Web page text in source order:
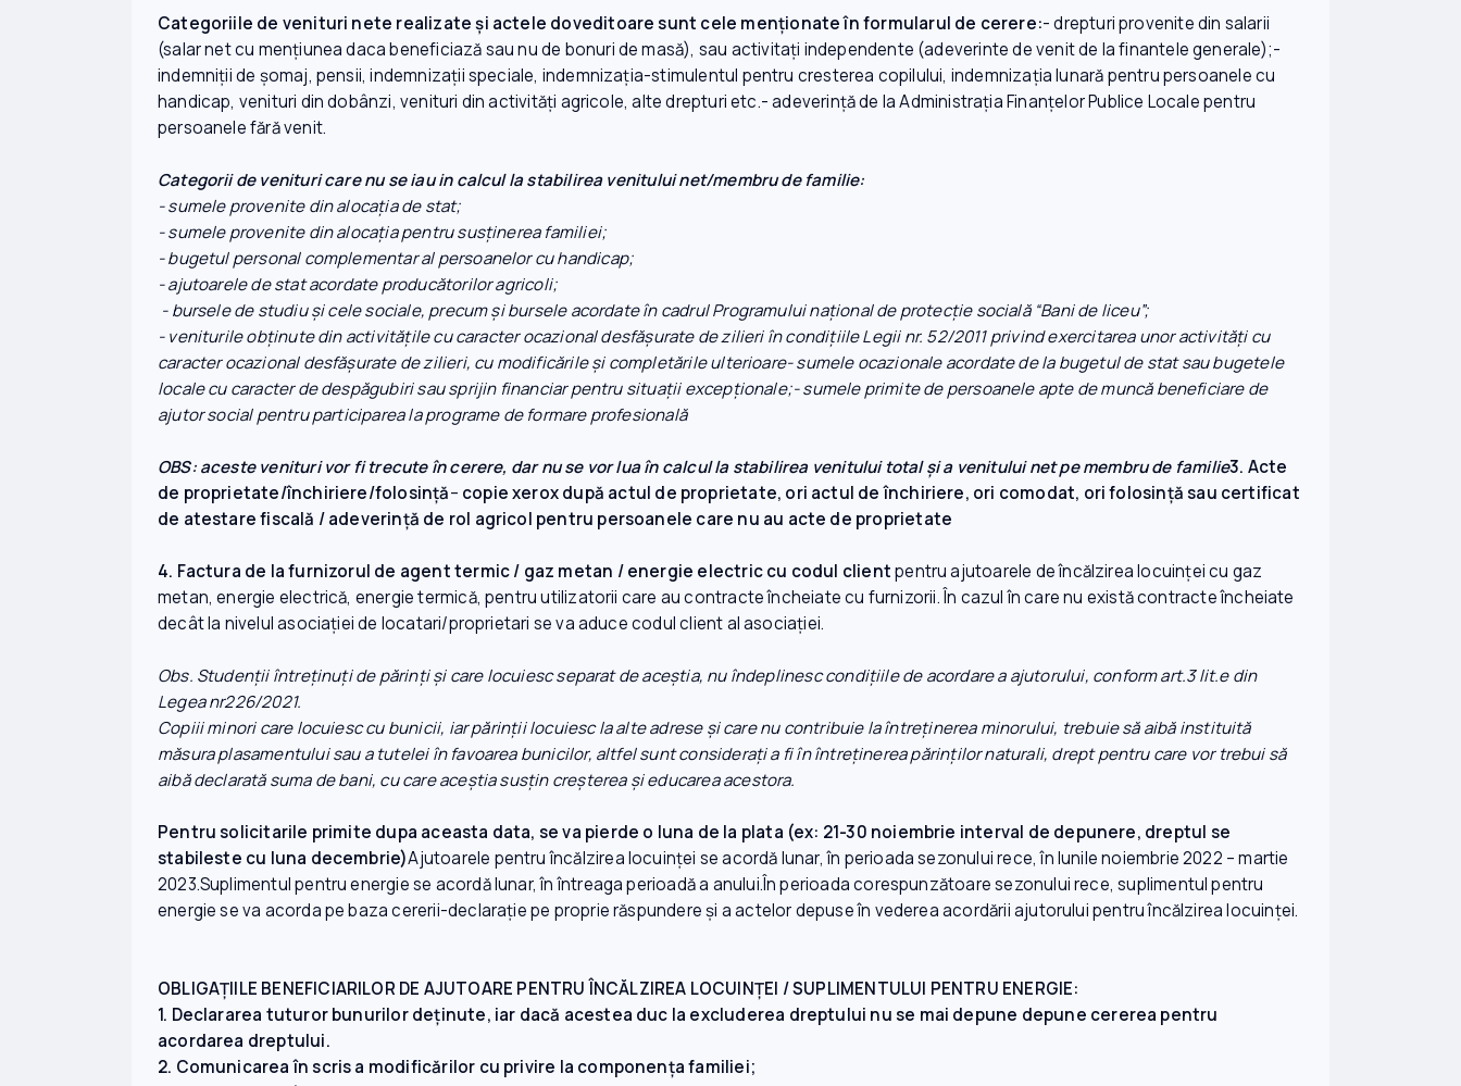
Categoriile de venituri nete realizate şi actele doveditoare sunt cele menţionate în formularul de cerere:- drepturi provenite din salarii
(salar net cu menţiunea daca beneficiază sau nu de bonuri de masă), sau activitaţi independente (adeverinte de venit de la finantele generale);-
indemniţii de şomaj, pensii, indemnizaţii speciale, indemnizaţia-stimulentul pentru cresterea copilului, indemnizaţia lunară pentru persoanele cu
handicap, venituri din dobânzi, venituri din activităţi agricole, alte drepturi etc.- adeverință de la Administrația Finanțelor Publice Locale pentru
persoanele fără venit.
Categorii de venituri care nu se iau in calcul la stabilirea venitului net/membru de familie:
- sumele provenite din alocaţia de stat;
- sumele provenite din alocaţia pentru susţinerea familiei;
- bugetul personal complementar al persoanelor cu handicap;
- ajutoarele de stat acordate producătorilor agricoli;
- bursele de studiu şi cele sociale, precum şi bursele acordate în cadrul Programului naţional de protecţie socială “Bani de liceu”;
- veniturile obţinute din activităţile cu caracter ocazional desfăşurate de zilieri în condiţiile Legii nr. 52/2011 privind exercitarea unor activităţi cu
caracter ocazional desfăşurate de zilieri, cu modificările şi completările ulterioare- sumele ocazionale acordate de la bugetul de stat sau bugetele
locale cu caracter de despăgubiri sau sprijin financiar pentru situații excepționale;- sumele primite de persoanele apte de muncă beneficiare de
ajutor social pentru participarea la programe de formare profesională
OBS: aceste venituri vor fi trecute în cerere, dar nu se vor lua în calcul la stabilirea venitului total şi a venitului net pe membru de familie3. Acte
de proprietate/închiriere/folosință– copie xerox după actul de proprietate, ori actul de închiriere, ori comodat, ori folosinţă sau certificat
de atestare fiscală / adeverință de rol agricol pentru persoanele care nu au acte de proprietate
4. Factura de la furnizorul de agent termic / gaz metan / energie electric cu codul clientpentru ajutoarele de încălzirea locuinţei cu gaz
metan, energie electrică, energie termică, pentru utilizatorii care au contracte încheiate cu furnizorii. În cazul în care nu există contracte încheiate
decât la nivelul asociaţiei de locatari/proprietari se va aduce codul client al asociaţiei.
Obs. Studenţii întreţinuţi de părinţi şi care locuiesc separat de aceştia, nu îndeplinesc condiţiile de acordare a ajutorului, conform art.3 lit.e din
Legea nr226/2021.
Copiii minori care locuiesc cu bunicii, iar părinţii locuiesc la alte adrese şi care nu contribuie la întreţinerea minorului, trebuie să aibă instituită
măsura plasamentului sau a tutelei în favoarea bunicilor, altfel sunt consideraţi a fi în întreţinerea părinţilor naturali, drept pentru care vor trebui să
aibă declarată suma de bani, cu care aceştia susţin creşterea şi educarea acestora.
Pentru solicitarile primite dupa aceasta data, se va pierde o luna de la plata (ex: 21-30 noiembrie interval de depunere, dreptul se
stabileste cu luna decembrie)Ajutoarele pentru încălzirea locuinței se acordă lunar, în perioada sezonului rece, în lunile noiembrie 2022 – martie
2023.Suplimentul pentru energie se acordă lunar, în întreaga perioadă a anului.În perioada corespunzătoare sezonului rece, suplimentul pentru
energie se va acorda pe baza cererii-declarație pe proprie răspundere și a actelor depuse în vederea acordării ajutorului pentru încălzirea locuinței.
OBLIGAŢIILE BENEFICIARILOR DE AJUTOARE PENTRU ÎNCĂLZIREA LOCUINŢEI / SUPLIMENTULUI PENTRU ENERGIE:
1. Declararea tuturor bunurilor deţinute, iar dacă acestea duc la excluderea dreptului nu se mai depune depune cererea pentru
acordarea dreptului.
2. Comunicarea în scris a modificărilor cu privire la componenţa familiei;